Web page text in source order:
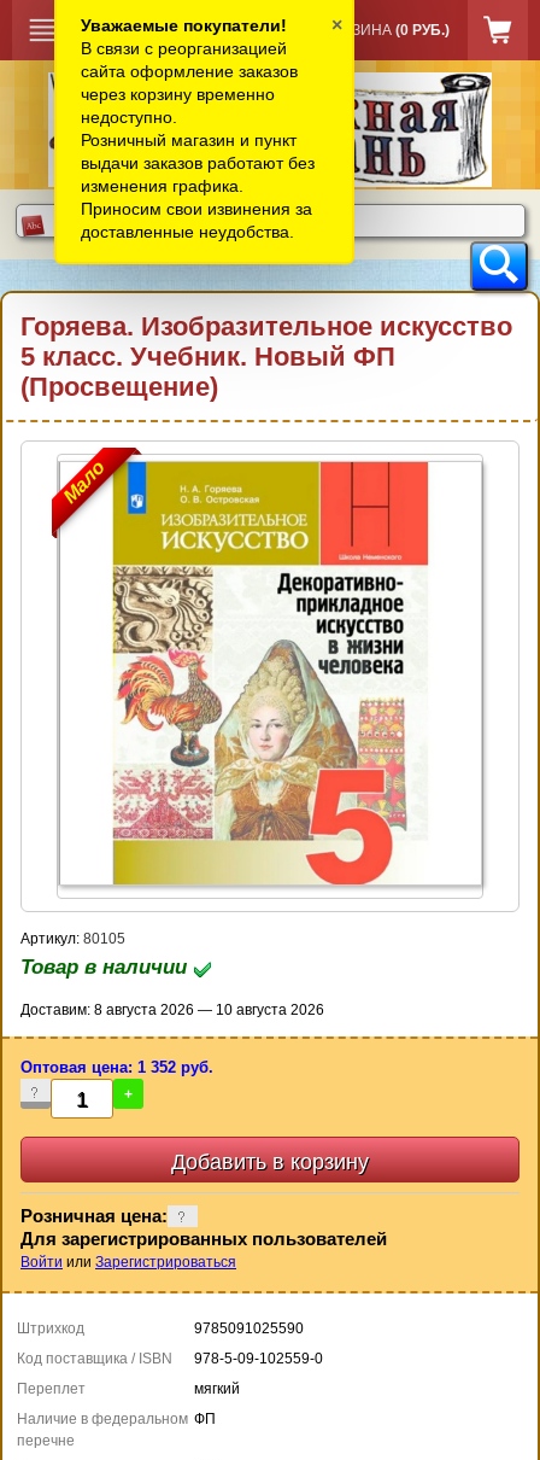
КОРЗИНА (0 РУБ.)
Горяева. Изобразительное искусство
5 класс. Учебник. Новый ФП
(Просвещение)
Мало
Артикул: 80105
Товар в наличии
Доставим: 8 августа 2026 — 10 августа 2026
Оптовая цена: 1 352 руб.
- +
Розничная цена:
Для зарегистрированных пользователей
Войти или Зарегистрироваться
Штрихкод
9785091025590
Код поставщика / ISBN
978-5-09-102559-0
Переплет
мягкий
Наличие в федеральном
перечне
ФП
Уважаемые покупатели!
В связи с реорганизацией
сайта оформление заказов
через корзину временно
недоступно.
Розничный магазин и пункт
выдачи заказов работают без
изменения графика.
Приносим свои извинения за
доставленные неудобства.
×